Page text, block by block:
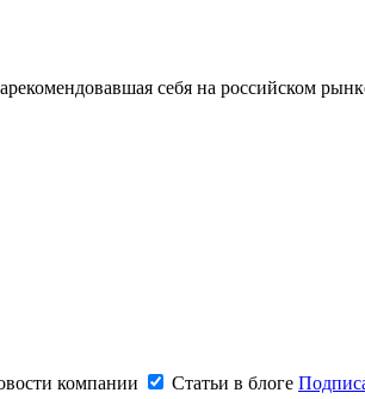
себя на российском
компании Статьи в блоге